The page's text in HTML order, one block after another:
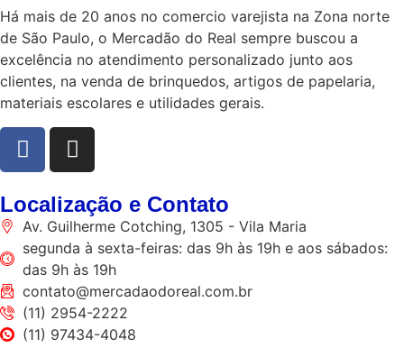
Há mais de 20 anos no comercio varejista na Zona norte
de São Paulo, o Mercadão do Real sempre buscou a
excelência no atendimento personalizado junto aos
clientes, na venda de brinquedos, artigos de papelaria,
materiais escolares e utilidades gerais.
Localização e Contato
Av. Guilherme Cotching, 1305 - Vila Maria
segunda à sexta-feiras: das 9h às 19h e aos sábados:
das 9h às 19h
contato@mercadaodoreal.com.br
(11) 2954-2222
(11) 97434-4048